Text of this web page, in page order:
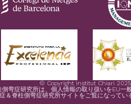
© Copyright Institut Chiari 2025
弯症研究所は、個人情報の取り扱いをEU一
＆脊柱側弯症研究所サイトをご覧になって